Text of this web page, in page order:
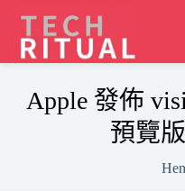
content
Apple 發佈
預覽